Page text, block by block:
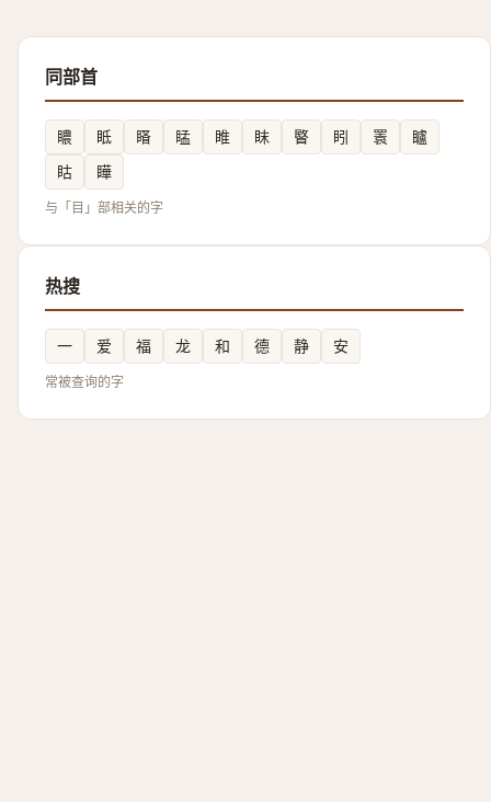
同部首
䁸 眡 䁊 䁅 睢 眜 睯 䀕 瞏
矑
䀦
瞱
与「目」部相关的字
热搜
一 爱 福 龙 和 德 静 安
常被查询的字